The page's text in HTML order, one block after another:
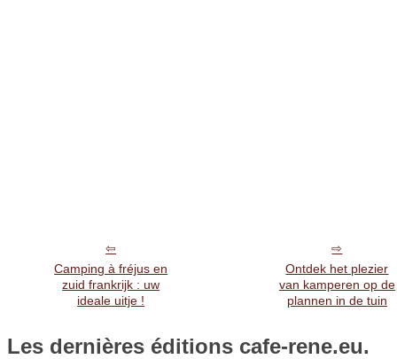
Camping à fréjus en
zuid frankrijk : uw
ideale uitje !
Ontdek het plezier
van kamperen op de
plannen in de tuin
Les dernières éditions cafe-rene.eu.